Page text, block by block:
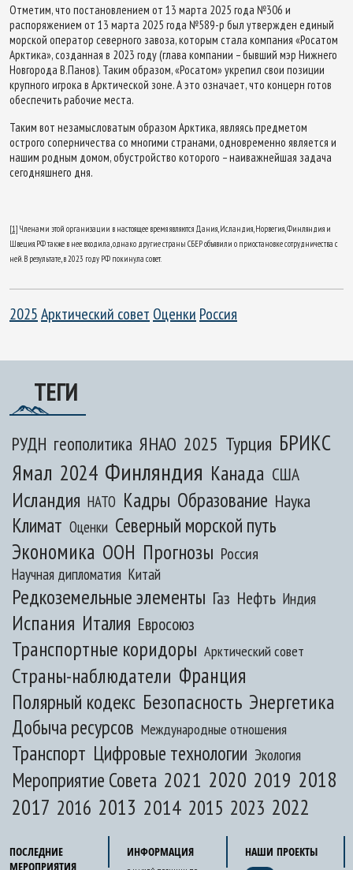
Отметим, что постановлением от 13 марта 2025 года №306 и
распоряжением от 13 марта 2025 года №589-р был утвержден единый
морской оператор северного завоза, которым стала компания «Росатом
Арктика», созданная в 2023 году (глава компании – бывший мэр Нижнего
Новгорода В.Панов). Таким образом, «Росатом» укрепил свои позиции
крупного игрока в Арктической зоне. А это означает, что концерн готов
обеспечить рабочие места.
Таким вот незамысловатым образом Арктика, являясь предметом
острого соперничества со многими странами, одновременно является и
нашим родным домом, обустройство которого – наиважнейшая задача
сегодняшнего дня.
[1] Членами этой организации в настоящее время являются Дания, Исландия, Норвегия, Финляндия и
Швеция. РФ также в нее входила, однако другие страны СБЕР объявили о приостановке сотрудничества с
ней. В результате, в 2023 году РФ покинула совет.
2025Арктический совет Оценки Россия
ТЕГИ
РУДН геополитика ЯНАО 2025 Турция БРИКС
Ямал 2024 Финляндия Канада США
Исландия НАТО Кадры Образование Наука
Климат Оценки Северный морской путь
Экономика ООН Прогнозы Россия
Научная дипломатия Китай
Редкоземельные элементы Газ Нефть Индия
Испания Италия Евросоюз
Транспортные коридоры Арктический совет
Страны-наблюдатели Франция
Полярный кодекс Безопасность Энергетика
Добыча ресурсов Международные отношения
Транспорт Цифровые технологии Экология
Мероприятие Совета 2021 2020 2019 2018
2017 2016 2013 2014 2015 2023 2022
ПОСЛЕДНИЕ
МЕРОПРИЯТИЯ
ИНФОРМАЦИЯ НАШИ ПРОЕКТЫ